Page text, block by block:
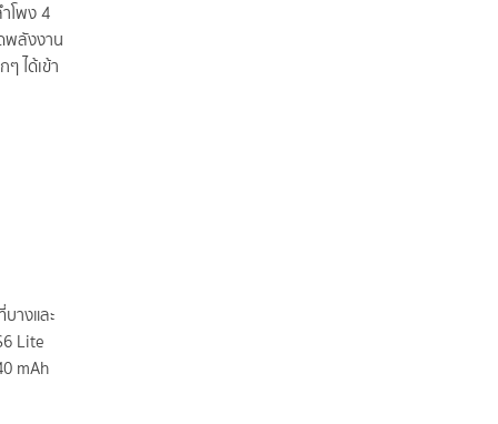
โพง 4
พลังงาน
ได้เข้า
างและ
Lite
mAh